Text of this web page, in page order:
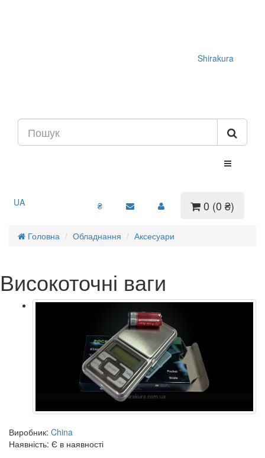
Shirakura
UA ₴ 0 (0 ₴)
Головна Обладнання Аксесуари
Високоточні ваги
Виробник: China
Наявність: Є в наявності